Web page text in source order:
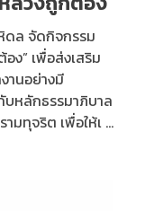
ดล จัดกิจกรรม
ง” เพื่อส่งเสริม
านอย่างมี
หลักธรรมาภิบาล
มทุจริต เพื่อให้เ ...